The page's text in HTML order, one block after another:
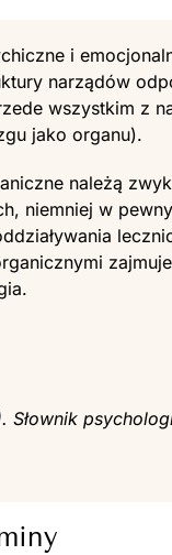
i
narządów
wszystkim z
jako organu).
należą
niemniej w
Słownik